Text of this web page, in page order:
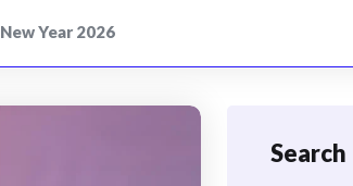
New Year 2026
Search